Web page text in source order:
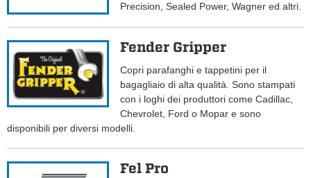
Precision, Sealed Power, Wagner ed altri.
Fender Gripper
Copri parafanghi e tappetini per il
bagagliaio di alta qualità. Sono stampati
con i loghi dei produttori come Cadillac,
Chevrolet, Ford o Mopar e sono
disponibili per diversi modelli.
Fel Pro